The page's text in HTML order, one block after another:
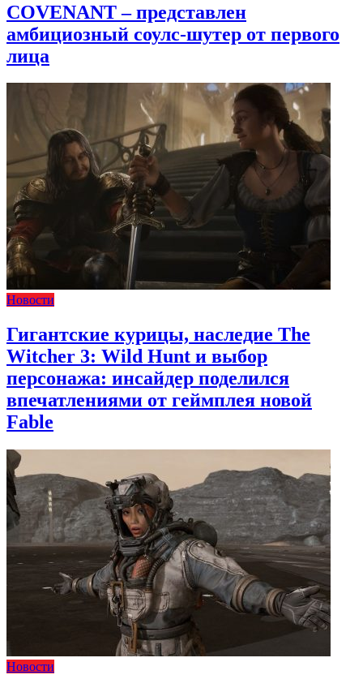
COVENANT – представлен
амбициозный соулс-шутер от первого
лица
Новости
Гигантские курицы, наследие The
Witcher 3: Wild Hunt и выбор
персонажа: инсайдер поделился
впечатлениями от геймплея новой
Fable
Новости